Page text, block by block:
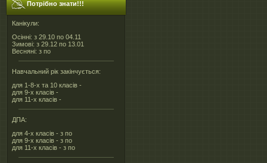
Потрібно знати!!!
Канікули:
Осінні: з 29.10 по 04.11
Зимові: з 29.12 по 13.01
Весняні: з по
Навчальний рік закінчується:
для 1-8-х та 10 класів -
для 9-х класів -
для 11-х класів -
ДПА:
для 4-х класів - з по
для 9-х класів - з по
для 11-х класів - з по